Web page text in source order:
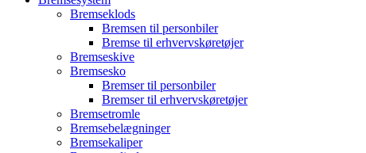
Bremseklods
Bremsen til personbiler
Bremse til erhvervskøretøjer
Bremseskive
Bremsesko
Bremser til personbiler
Bremser til erhvervskøretøjer
Bremsetromle
Bremsebelægninger
Bremsekaliper